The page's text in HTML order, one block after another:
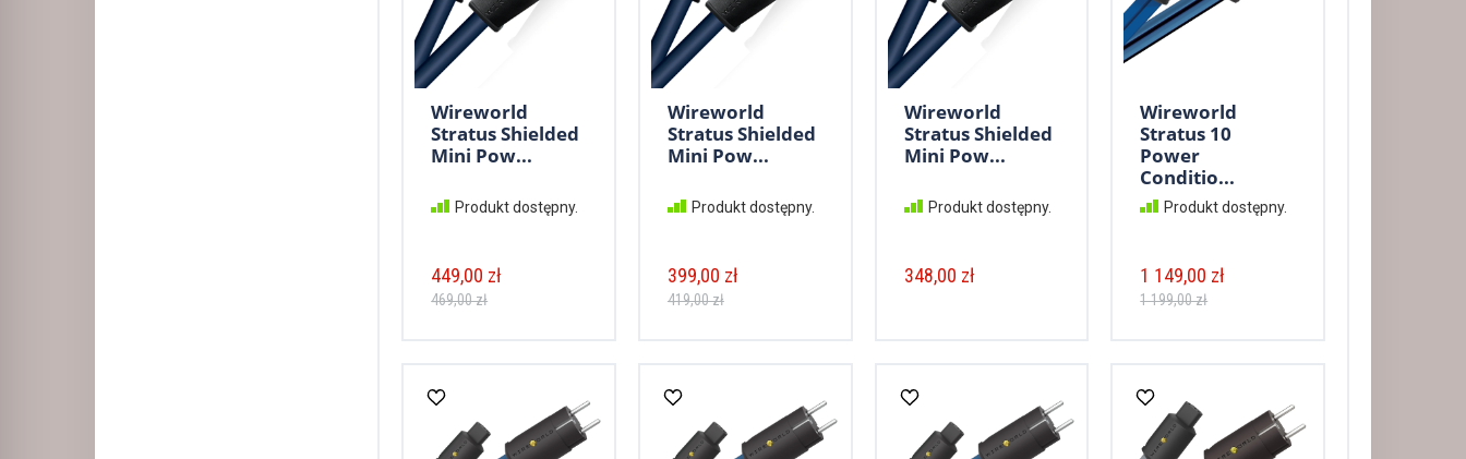
Wireworld
Stratus Shielded
Mini Pow...
Produkt dostępny.
449,00 zł
469,00 zł
Wireworld
Stratus Shielded
Mini Pow...
Produkt dostępny.
399,00 zł
419,00 zł
Wireworld
Stratus Shielded
Mini Pow...
Produkt dostępny.
348,00 zł
Wireworld
Stratus 10
Power
Conditio...
Produkt dostępny.
1 149,00 zł
1 199,00 zł